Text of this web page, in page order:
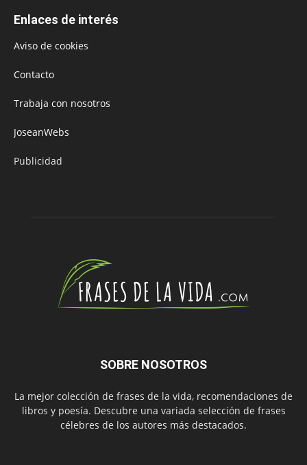
Enlaces de interés
Aviso de cookies
Contacto
Trabaja con nosotros
JoseanWebs
Publicidad
SOBRE NOSOTROS
La mejor colección de frases de la vida, recomendaciones de
libros y poesía. Descubre una variada selección de frases
célebres de los autores más destacados.